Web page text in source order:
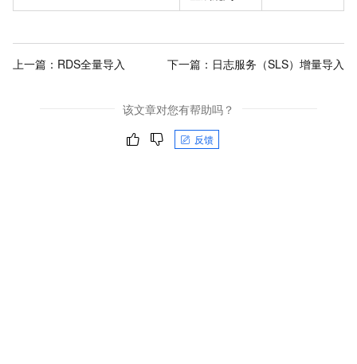
上一篇： RDS全量导入 下一篇： 日志服务（SLS）增量导入
该文章对您有帮助吗？
反馈